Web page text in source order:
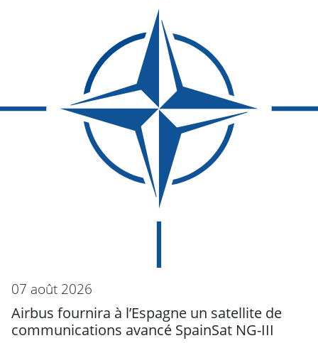
07 août 2026
Airbus fournira à l’Espagne un satellite de
communications avancé SpainSat NG-III